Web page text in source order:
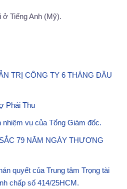
ở Tiếng Anh (Mỹ).
TRỊ CÔNG TY 6 THÁNG ĐẦU
Phải Thu
vụ của Tổng Giám đốc.
79 NĂM NGÀY THƯƠNG
quyết của Trung tâm Trọng tài
chấp số 414/25HCM.